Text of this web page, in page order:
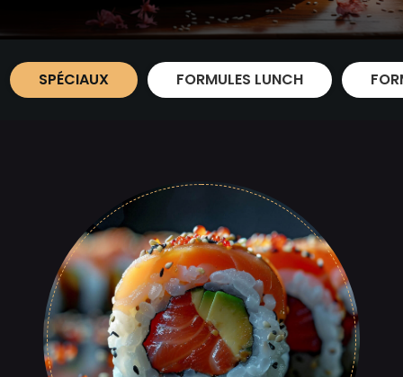
SPÉCIAUX FORMULES LUNCH